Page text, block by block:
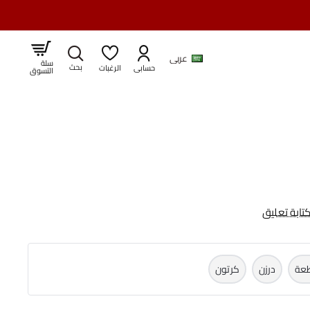
عربي
حسابى الرغبات سلة
التسوق
كتابة تعليق
درزن كرتون